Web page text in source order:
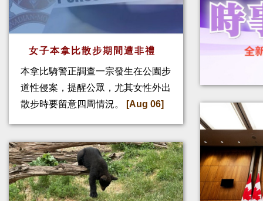
女子本拿比散步期間遭非禮
本拿比騎警正調查一宗發生在公園步
道性侵案，提醒公眾，尤其女性外出
散步時要留意四周情況。
[Aug 06]